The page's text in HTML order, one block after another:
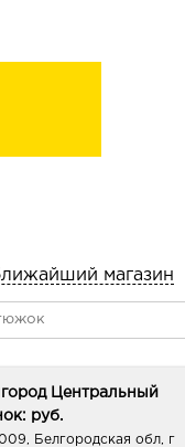
магазин
Центральный
руб.
Белгородская обл, г